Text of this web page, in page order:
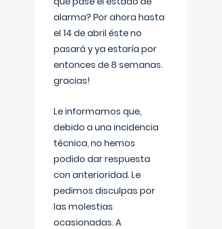
alarma? Por ahora hasta
el 14 de abril éste no
pasará y ya estaría por
entonces de 8 semanas.
gracias!
Le informamos que,
debido a una incidencia
técnica, no hemos
podido dar respuesta
con anterioridad. Le
pedimos disculpas por
las molestias
ocasionadas. A